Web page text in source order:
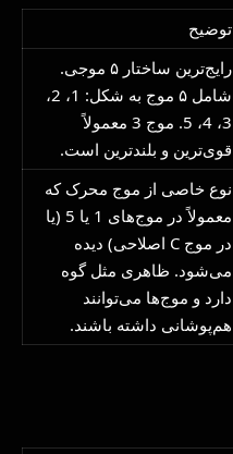
توضیح
رایج‌ترین ساختار ۵ موجی.
شامل ۵ موج به شکل: 1، 2،
3، 4، 5. موج 3 معمولاً
قوی‌ترین و بلندترین است.
نوع خاصی از موج محرک که
معمولاً در موج‌های 1 یا 5 (یا
در موج C اصلاحی) دیده
می‌شود. ظاهری مثل گوه
دارد و موج‌ها می‌توانند
هم‌پوشانی داشته باشند.